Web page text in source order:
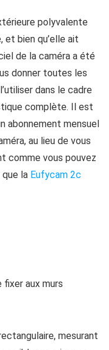
polyvalente
et bien qu’elle ait
de la caméra a été
donner toutes les
dans le cadre
complète. Il est
abonnement mensuel
au lieu de vous
comme vous pouvez
la Eufycam 2c
aux murs
mesurant